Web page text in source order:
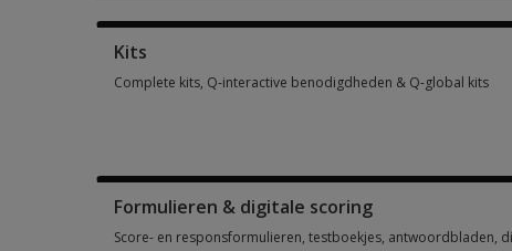
Kits
Complete kits, Q-interactive benodigdheden & Q-global kits
Formulieren & digitale scoring
Score- en responsformulieren, testboekjes, antwoordbladen,